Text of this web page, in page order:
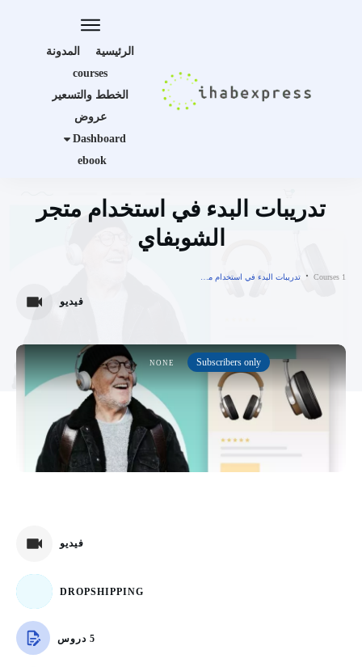
الرئيسية
المدونة
courses
الخطط والتسعير
عروض
Dashboard
ebook
تدريبات البدء في استخدام متجر
الشوبفاي
Courses 1 تدريبات البدء في استخدام متجر الشوبفاي
فيديو
Subscribers only
NONE
فيديو
DROPSHIPPING
5 دروس